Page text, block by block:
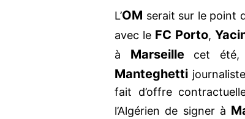
L’OM serait sur le point
avec le FC Porto,
à Marseillecet été,
Manteghetti
fait d’offre
l’Algérien de signer à